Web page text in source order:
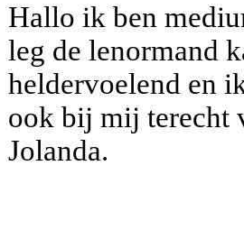
Hallo ik ben
leg de lenormand
heldervoelend en
ook bij mij terecht
Jolanda.